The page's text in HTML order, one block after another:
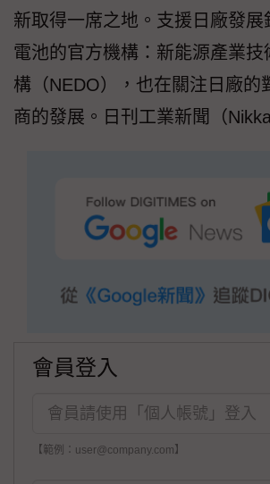
新取得一席之地。支援日廠發展
電池的官方機構：新能源產業技
構（NEDO），也在關注日廠的
商的發展。日刊工業新聞（
會員登入
【範例：user@company.com】